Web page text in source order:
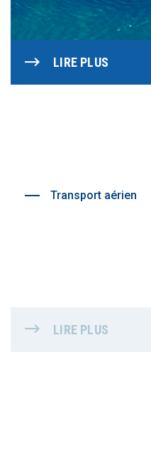
LIRE PLUS
Transport aérien
LIRE PLUS